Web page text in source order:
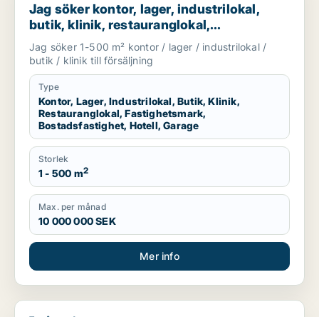
Jag söker kontor, lager, industrilokal,
butik, klinik, restauranglokal,
fastighetsmark, bostadsfastighet, hotell
eller garage till salu i Linköping,
Falkenberg eller Varberg m.fl.
Jag söker 1-500 m² kontor / lager / industrilokal /
butik / klinik till försäljning
Type
Kontor, Lager, Industrilokal, Butik, Klinik,
Restauranglokal, Fastighetsmark,
Bostadsfastighet, Hotell, Garage
Storlek
1 - 500 m2
Max. per månad
10 000 000 SEK
Mer info